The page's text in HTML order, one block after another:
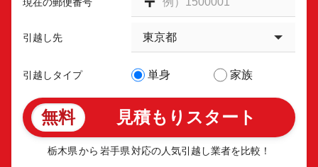
現在の郵便番号
引越し先
引越しタイプ 単身 家族
無料 見積もりスタート
栃木県から 岩手県対応の人気引越し業者を比較！